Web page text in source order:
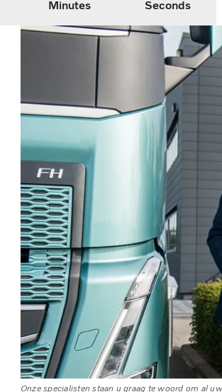
Minutes Seconds
Onze specialisten staan u graag te woord om al